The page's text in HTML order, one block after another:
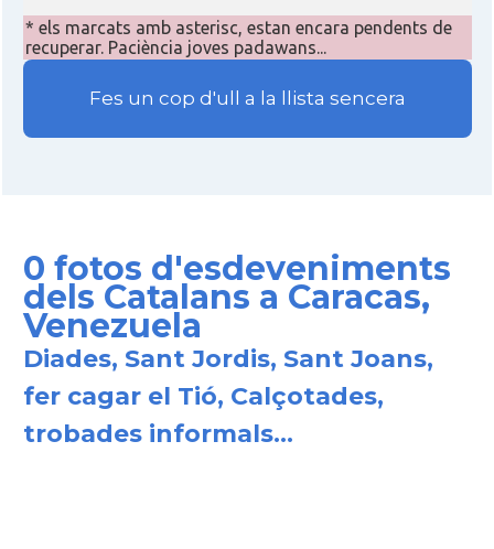
* els marcats amb asterisc, estan encara pendents de
recuperar. Paciència joves padawans...
Fes un cop d'ull a la llista sencera
0 fotos d'esdeveniments
dels Catalans a Caracas,
Venezuela
Diades, Sant Jordis, Sant Joans,
fer cagar el Tió, Calçotades,
trobades informals...